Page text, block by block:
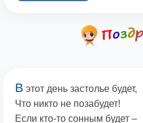
В этот день застолье будет,
Что никто не позабудет!
Если кто-то сонным будет –